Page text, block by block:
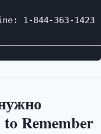
1-844-363-
Remember